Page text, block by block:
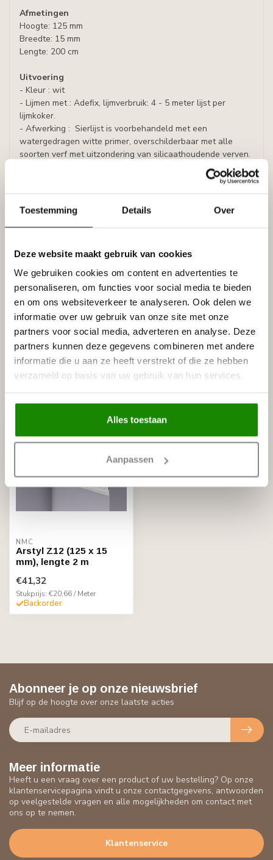
Toestemming Details Over
Deze website maakt gebruik van cookies
We gebruiken cookies om content en advertenties te
personaliseren, om functies voor social media te bieden
en om ons websiteverkeer te analyseren. Ook delen we
informatie over uw gebruik van onze site met onze
partners voor social media, adverteren en analyse. Deze
partners kunnen deze gegevens combineren met andere
informatie die u aan ze heeft verstrekt of die ze hebben
verzameld op basis van uw gebruik van hun services.
Alles toestaan
Aanpassen
Afmetingen
Hoogte: 125 mm
Breedte: 15 mm
Lengte: 200 cm
Uitvoering
- Kleur : wit
- Lijmen met : Adefix, lijmverbruik: 4 - 5 meter lijst per
lijmkoker.
- Afwerking : Sierlijst is voorbehandeld met een
watergedragen witte primer, overschilderbaar met alle
soorten verf met uitzondering van silicaathoudende verven.
Specificaties
Leverancier
Tags
Gerelateerde producten
NMC
NMC Adefix lijmkoker 310 ml
Op voorraad
NMC
Arstyl Z12 (125 x 15
mm), lengte 2 m
€41,32
Stukprijs: €20,66 / Meter
Backorder
Meer informatie
Heeft u een vraag over een product of uw bestelling? Op onze
klantenservicepagina vindt u onze contactgegevens, antwoorden
op veelgestelde vragen en alle mogelijkheden om contact met
ons op te nemen.
Klantenservice
Abonneer je op onze nieuwsbrief
Blijf op de hoogte over onze laatste acties